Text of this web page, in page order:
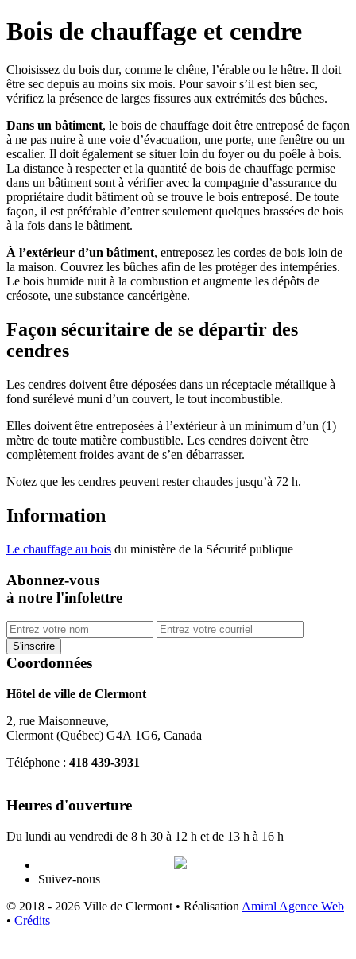
Bois de chauffage et cendre
Choisissez du bois dur, comme le chêne, l’érable ou le hêtre. Il doit
être sec depuis au moins six mois. Pour savoir s’il est bien sec,
vérifiez la présence de larges fissures aux extrémités des bûches.
Dans un bâtiment, le bois de chauffage doit être entreposé de façon
à ne pas nuire à une voie d’évacuation, une porte, une fenêtre ou un
escalier. Il doit également se situer loin du foyer ou du poêle à bois.
La distance à respecter et la quantité de bois de chauffage permise
dans un bâtiment sont à vérifier avec la compagnie d’assurance du
propriétaire dudit bâtiment où se trouve le bois entreposé. De toute
façon, il est préférable d’entrer seulement quelques brassées de bois
à la fois dans le bâtiment.
À l’extérieur d’un bâtiment, entreposez les cordes de bois loin de
la maison. Couvrez les bûches afin de les protéger des intempéries.
Le bois humide nuit à la combustion et augmente les dépôts de
créosote, une substance cancérigène.
Façon sécuritaire de se départir des
cendres
Les cendres doivent être déposées dans un réceptacle métallique à
fond surélevé muni d’un couvert, le tout incombustible.
Elles doivent être entreposées à l’extérieur à un minimum d’un (1)
mètre de toute matière combustible. Les cendres doivent être
complètement froides avant de s’en débarrasser.
Notez que les cendres peuvent rester chaudes jusqu’à 72 h.
Information
Le chauffage au bois du ministère de la Sécurité publique
Abonnez-vous
à notre l'infolettre
Coordonnées
Hôtel de ville de Clermont
2, rue Maisonneuve,
Clermont (Québec) G4A 1G6, Canada
Téléphone : 418 439-3931
Heures d'ouverture
Du lundi au vendredi de 8 h 30 à 12 h et de 13 h à 16 h
Suivez-nous
© 2018 - 2026 Ville de Clermont • Réalisation Amiral Agence Web
• Crédits